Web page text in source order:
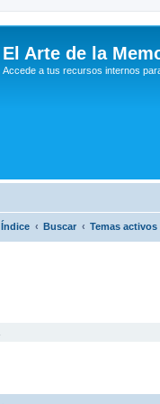
El Arte de la
Accede a tus recursos internos
Índice Buscar Temas activos